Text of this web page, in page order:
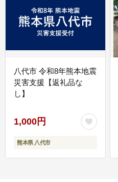
八代市 令和8年熊本地震
災害支援【返礼品な
し】
1,000円
熊本県 八代市